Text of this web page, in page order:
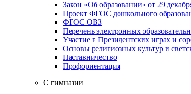
Закон «Об образовании» от 29
Проект ФГОС дошкольного
ФГОС ОВЗ
Перечень электронных
Участие в Президентских играх и
Основы религиозных культур и
Наставничество
Профориентация
О гимназии